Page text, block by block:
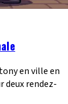
en ville en
deux rendez-